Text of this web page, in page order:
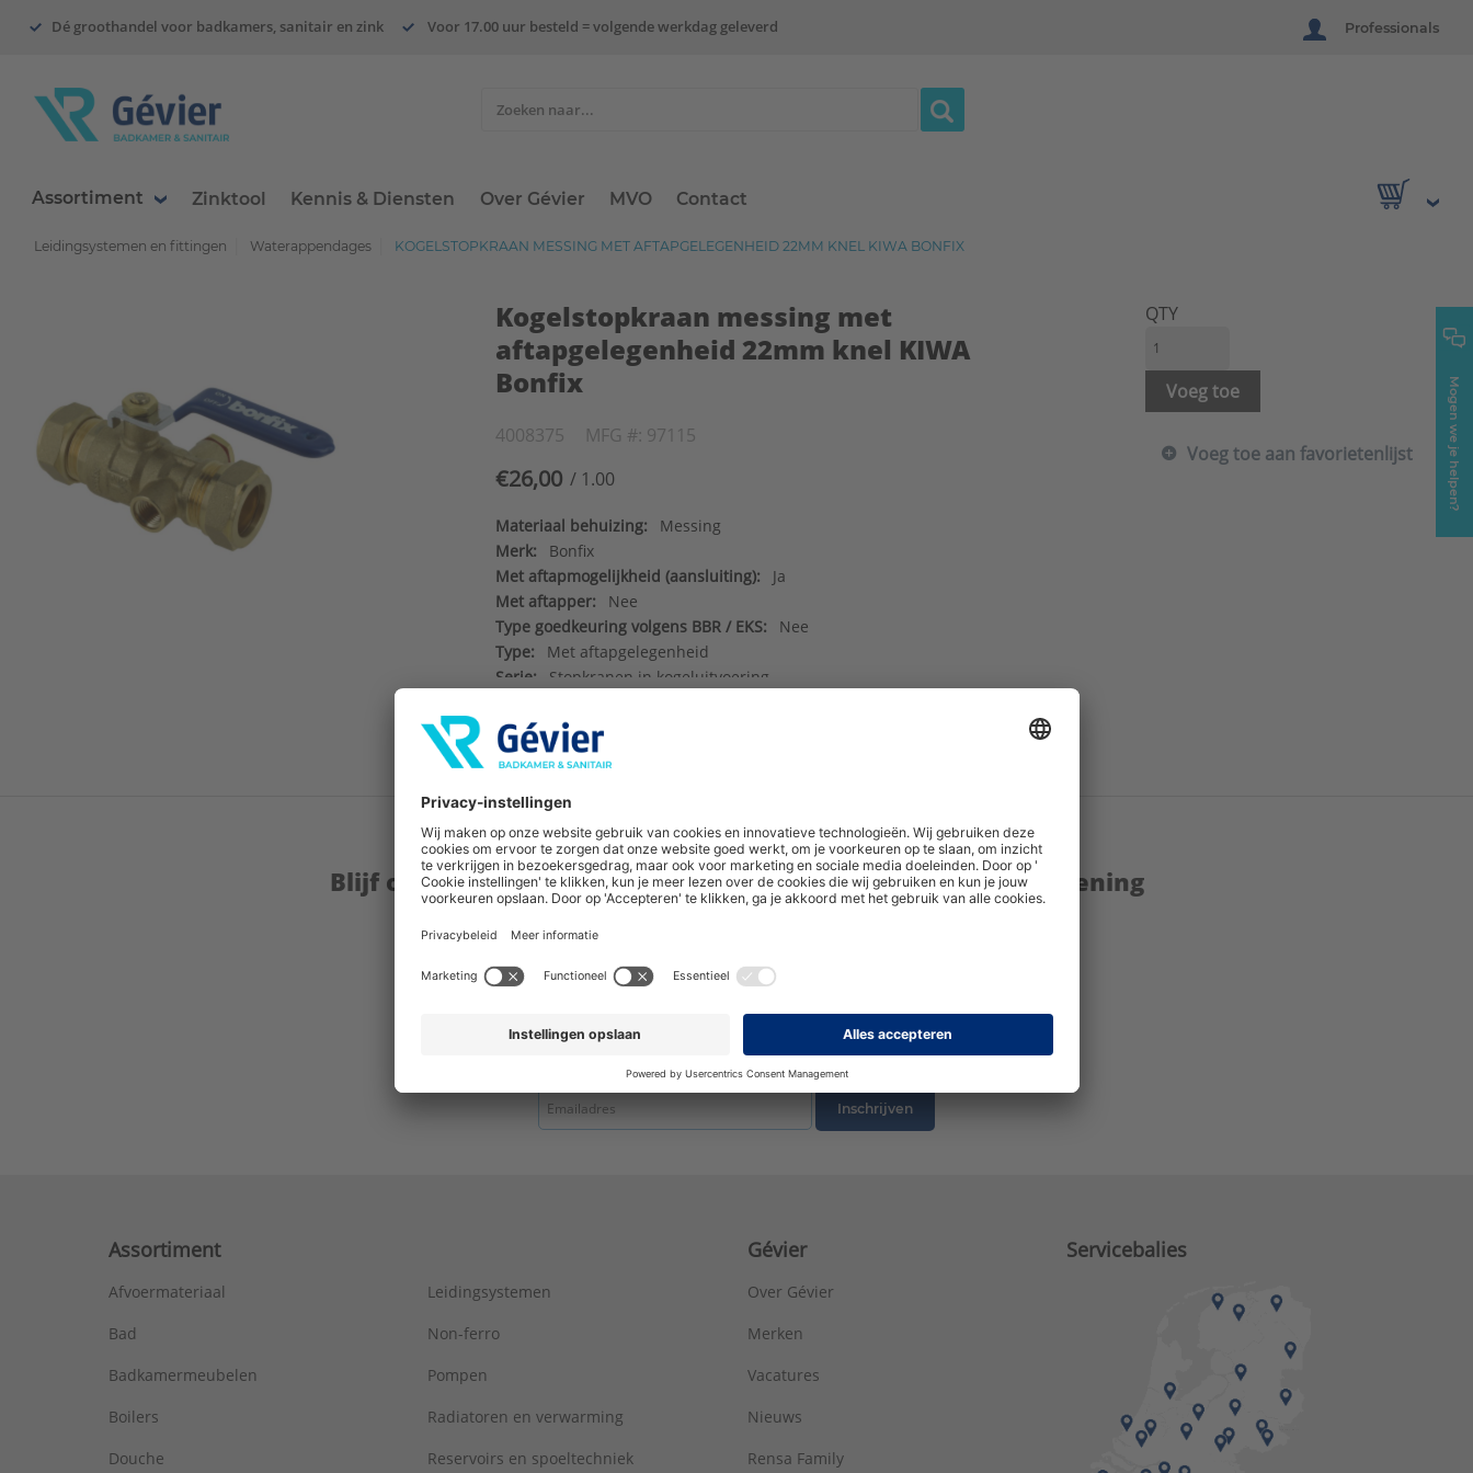
Dé groothandel voor badkamers, sanitair en zink Voor 17.00 uur besteld = volgende werkdag geleverd Professionals
Assortiment Zinktool Kennis & Diensten Over Gévier MVO Contact
Mogen we je helpen?
Leidingsystemen en fittingen Waterappendages KOGELSTOPKRAAN MESSING MET AFTAPGELEGENHEID 22MM KNEL KIWA BONFIX
Kogelstopkraan messing met
aftapgelegenheid 22mm knel KIWA
Bonfix
4008375 MFG #: 97115
€26,00 / 1.00
Materiaal behuizing:
Messing
Merk:
Bonfix
Met aftapmogelijkheid (aansluiting):
Ja
Met aftapper:
Nee
Type goedkeuring volgens BBR / EKS:
Nee
Type:
Met aftapgelegenheid
Serie:
Stopkranen in kogeluitvoering
f377887283368c24060f9a3c7d2023c2.pdf
QTY
Voeg toe
Voeg toe aan favorietenlijst
Blijf op de hoogte van nieuwe producten en onze dienstverlening
Ons laatste nieuws ontvangen omtrent productnieuws, acties en andere interessante zaken?
Inschrijven
Assortiment
Afvoermateriaal
Bad
Badkamermeubelen
Boilers
Douche
Leidingsystemen
Non-ferro
Pompen
Radiatoren en verwarming
Reservoirs en spoeltechniek
Gévier
Over Gévier
Merken
Vacatures
Nieuws
Rensa Family
Servicebalies